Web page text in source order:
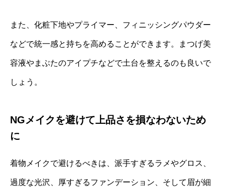
また、化粧下地やプライマー、フィニッシングパウダー
などで統一感と持ちを高めることができます。まつげ美
容液やまぶたのアイプチなどで土台を整えるのも良いで
しょう。
NGメイクを避けて上品さを損なわないため
に
着物メイクで避けるべきは、派手すぎるラメやグロス、
過度な光沢、厚すぎるファンデーション、そして眉が細